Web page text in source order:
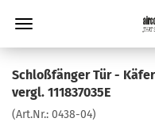
Schloßfänger Tür -
vergl. 111837035E
(Art.Nr.: 0438-04)